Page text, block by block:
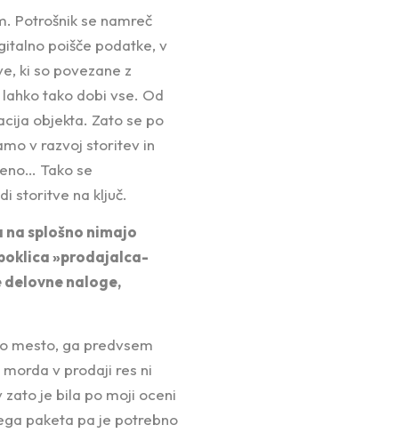
Potrošnik se namreč
poišče podatke, v
ki so povezane z
lahko tako dobi vse. Od
objekta. Zato se po
v razvoj storitev in
Tako se
storitve na ključ.
splošno nimajo
»prodajalca-
delovne naloge,
mesto, ga predvsem
v prodaji res ni
je bila po moji oceni
paketa pa je potrebno